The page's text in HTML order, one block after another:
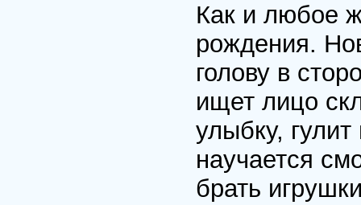
Как и любое
рождения.
голову в
ищет лицо
улыбку, гулит
научается
брать